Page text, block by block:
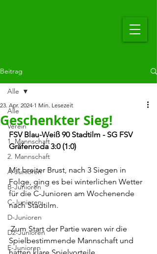
Beitrag
Alle
Verein
1. Mannschaft
2. Mannschaft
A-Junioren
B-Junioren
C-Junioren
D-Junioren
D2-Junioren
E-Junioren
Alle
Geschenkter Sieg!
23. Apr. 2024 1 Min. Lesezeit
FSV Blau-Weiß 90 Stadtilm - SG FSV
Gräfenroda 3:0 (1:0)
Mit breiter Brust, nach 3 Siegen in
Folge, ging es bei winterlichen Wetter
für die C-Junioren am Wochenende
nach Stadtilm.
Zum Start der Partie waren wir die
Spielbestimmende Mannschaft und